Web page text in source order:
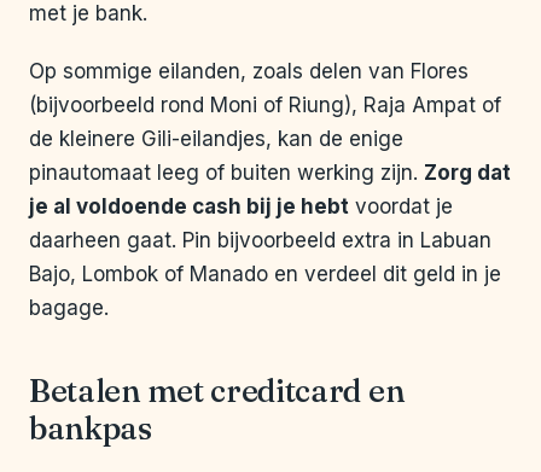
met je bank.
Op sommige eilanden, zoals delen van Flores
(bijvoorbeeld rond Moni of Riung), Raja Ampat of
de kleinere Gili-eilandjes, kan de enige
pinautomaat leeg of buiten werking zijn. Zorg dat
je al voldoende cash bij je hebt voordat je
daarheen gaat. Pin bijvoorbeeld extra in Labuan
Bajo, Lombok of Manado en verdeel dit geld in je
bagage.
Betalen met creditcard en
bankpas